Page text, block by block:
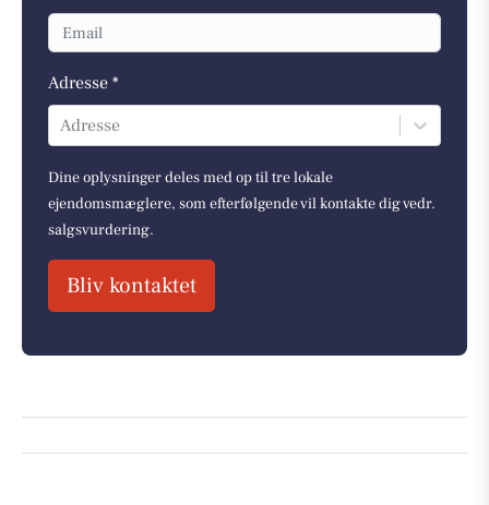
Adresse *
Adresse
Dine oplysninger deles med op til tre lokale
ejendomsmæglere, som efterfølgende vil kontakte dig vedr.
salgsvurdering.
Bliv kontaktet